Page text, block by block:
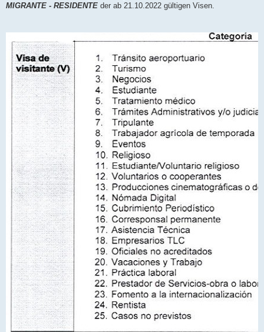
MIGRANTE - RESIDENTE der ab 21.10.2022 gültigen Visen.